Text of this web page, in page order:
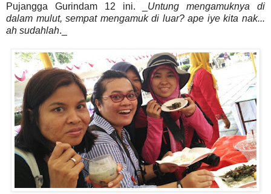
Pujangga Gurindam 12 ini. _ Untung mengamuknya di
dalam mulut, sempat mengamuk di luar? ape iye kita nak...
ah sudahlah._